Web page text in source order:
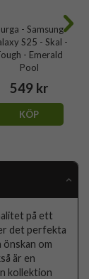
- Samsung
S25 - Skal -
- Emerald
Pool
549 kr
KÖP
på ett
det perfekta
om
är en
kollektion